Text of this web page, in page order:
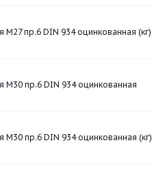
М27 пр.6 DIN 934 оцинкованная (кг)
М30 пр.6 DIN 934 оцинкованная
М30 пр.6 DIN 934 оцинкованная (кг)